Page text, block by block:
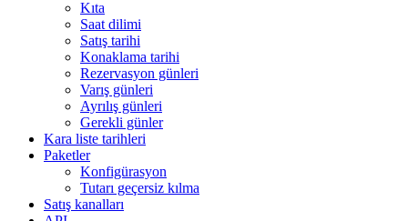
Kıta
Saat dilimi
Satış tarihi
Konaklama tarihi
Rezervasyon günleri
Varış günleri
Ayrılış günleri
Gerekli günler
Kara liste tarihleri
Paketler
Konfigürasyon
Tutarı geçersiz kılma
Satış kanalları